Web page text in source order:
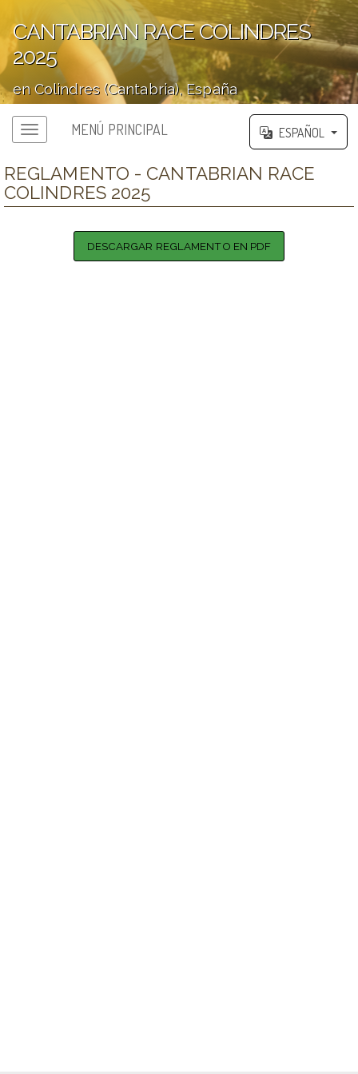
CANTABRIAN RACE COLINDRES
2025
en Colindres (Cantabria), España
';
MENÚ PRINCIPAL ESPAÑOL
REGLAMENTO - CANTABRIAN RACE
COLINDRES 2025
DESCARGAR REGLAMENTO EN PDF